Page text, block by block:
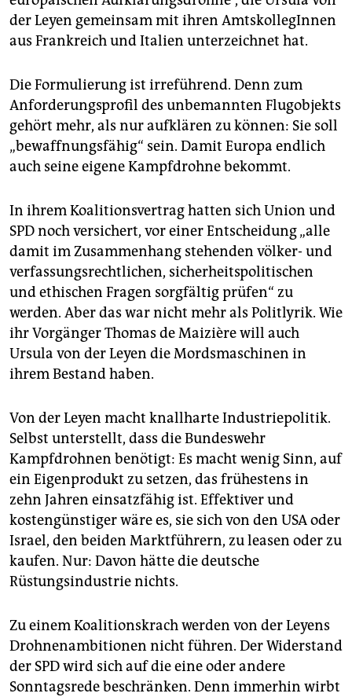
der Leyen gemeinsam mit ihren AmtskollegInnen
aus Frankreich und Italien unterzeichnet hat.
Die Formulierung ist irreführend. Denn zum
Anforderungsprofil des unbemannten Flugobjekts
gehört mehr, als nur aufklären zu können: Sie soll
„bewaffnungsfähig“ sein. Damit Europa endlich
auch seine eigene Kampfdrohne bekommt.
In ihrem Koalitionsvertrag hatten sich Union und
SPD noch versichert, vor einer Entscheidung „alle
damit im Zusammenhang stehenden völker- und
verfassungsrechtlichen, sicherheitspolitischen
und ethischen Fragen sorgfältig prüfen“ zu
werden. Aber das war nicht mehr als Politlyrik. Wie
ihr Vorgänger Thomas de Maizière will auch
Ursula von der Leyen die Mordsmaschinen in
ihrem Bestand haben.
Von der Leyen macht knallharte Industriepolitik.
Selbst unterstellt, dass die Bundeswehr
Kampfdrohnen benötigt: Es macht wenig Sinn, auf
ein Eigenprodukt zu setzen, das frühestens in
zehn Jahren einsatzfähig ist. Effektiver und
kostengünstiger wäre es, sie sich von den USA oder
Israel, den beiden Marktführern, zu leasen oder zu
kaufen. Nur: Davon hätte die deutsche
Rüstungsindustrie nichts.
Zu einem Koalitionskrach werden von der Leyens
Drohnenambitionen nicht führen. Der Widerstand
der SPD wird sich auf die eine oder andere
Sonntagsrede beschränken. Denn immerhin wirbt